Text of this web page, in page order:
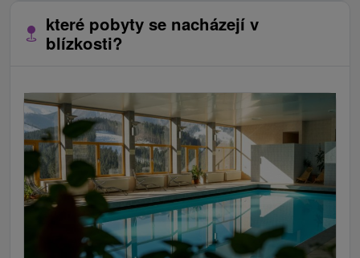
které pobyty se nacházejí v
blízkosti?